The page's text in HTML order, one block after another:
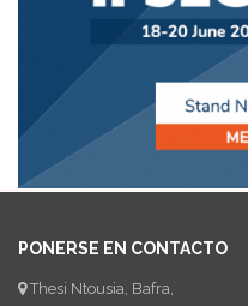
PONERSE EN CONTACTO
Thesi Ntousia, Bafra,